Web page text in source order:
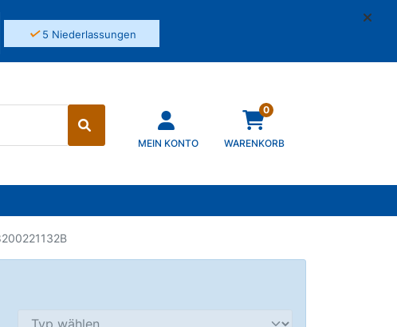
✓5 Niederlassungen
MEIN KONTO
0
WARENKORB